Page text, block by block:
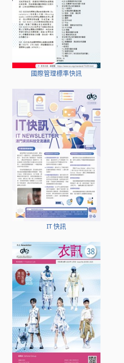
國際管理標準快訊
IT 快訊